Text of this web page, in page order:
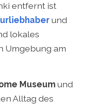
entfernt ist
und
lokales
Umgebung am
Museumund
Alltag des